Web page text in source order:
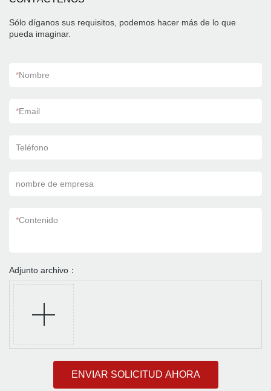
Sólo díganos sus requisitos, podemos hacer más de lo que
pueda imaginar.
*Nombre
*Email
Teléfono
nombre de empresa
*Contenido
Adjunto archivo：
ENVIAR SOLICITUD AHORA